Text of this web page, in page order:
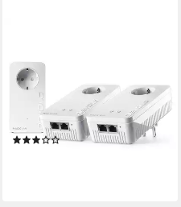
Kit Reichweitenverstärker
1200 Mbit/s
Übertragungsrate
LAN-Ports
WPA2, WPA3
Verschlüsselung
(1)